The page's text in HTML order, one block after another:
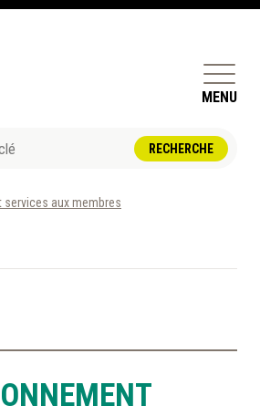
MENU
aux membres